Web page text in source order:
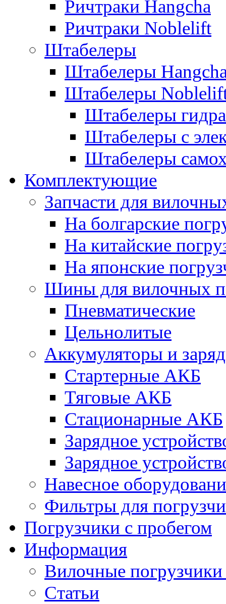
Ричтраки Hangcha
Ричтраки Noblelift
Штабелеры
Штабелеры
Штабелеры
Штабелеры
Штабелеры с
Штабелеры
Комплектующие
Запчасти для
На болгарские
На китайские
На японские
Шины для вилочных
Пневматические
Цельнолитые
Аккумуляторы и
Стартерные АКБ
Тяговые АКБ
Стационарные АКБ
Зарядное
Зарядное
Навесное
Фильтры для
Погрузчики с пробегом
Информация
Вилочные
Статьи